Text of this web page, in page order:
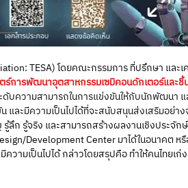
TESA) โดยคณะกรรมการ ที่ปรึกษา และเ
การพัฒนาอุตสาหกรรมเซมิคอนดักเตอร์และชิ้
ดับความสามารถในการแข่งขันให้กับนักพัฒนา
และมีความเป็นไปได้ที่จะสนับสนุนส่งเสริมอย่า
ลึก รู้จริง และสามารถสร้างผลงานเชิงประจัก
Development Center มาได้ในอนาคต
ความเป็นไปได้ กล่าวโดยสรุปคือ ทำให้คนไทยเ